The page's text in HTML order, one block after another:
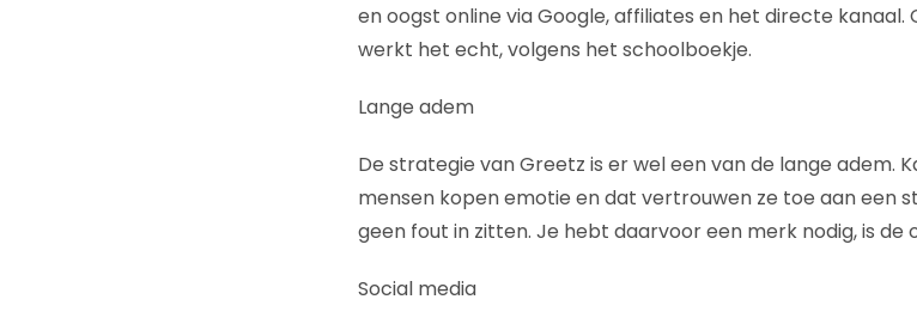
en oogst online via Google, affiliates en het directe
werkt het echt, volgens het schoolboekje.
Lange adem
De strategie van Greetz is er wel een van de lange adem.
mensen kopen emotie en dat vertrouwen ze toe aan een
geen fout in zitten. Je hebt daarvoor een merk nodig, is de
Social media